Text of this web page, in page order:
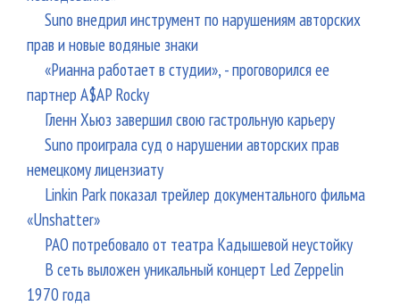
Suno внедрил инструмент по нарушениям авторских
прав и новые водяные знаки
«Рианна работает в студии», - проговорился ее
партнер A$AP Rocky
Гленн Хьюз завершил свою гастрольную карьеру
Suno проиграла суд о нарушении авторских прав
немецкому лицензиату
Linkin Park показал трейлер документального фильма
«Unshatter»
РАО потребовало от театра Кадышевой неустойку
В сеть выложен уникальный концерт Led Zeppelin
1970 года